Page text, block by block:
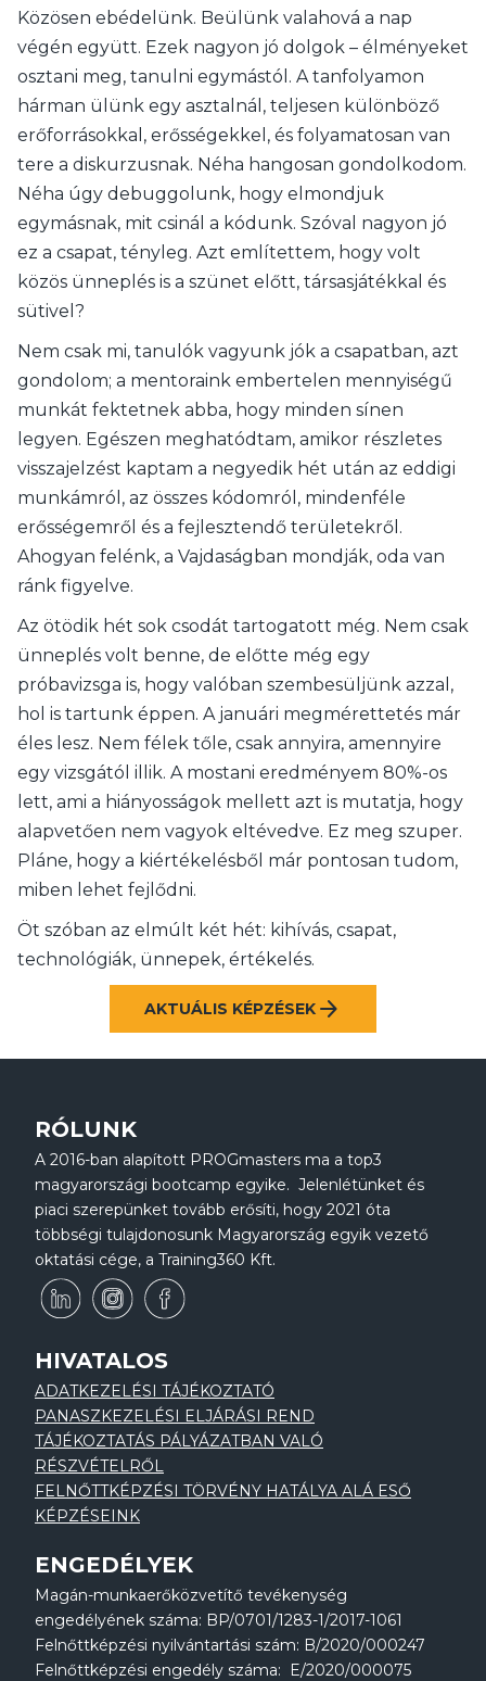
Közösen ebédelünk. Beülünk valahová a nap
végén együtt. Ezek nagyon jó dolgok – élményeket
osztani meg, tanulni egymástól. A tanfolyamon
hárman ülünk egy asztalnál, teljesen különböző
erőforrásokkal, erősségekkel, és folyamatosan van
tere a diskurzusnak. Néha hangosan gondolkodom.
Néha úgy debuggolunk, hogy elmondjuk
egymásnak, mit csinál a kódunk. Szóval nagyon jó
ez a csapat, tényleg. Azt említettem, hogy volt
közös ünneplés is a szünet előtt, társasjátékkal és
sütivel?
Nem csak mi, tanulók vagyunk jók a csapatban, azt
gondolom; a mentoraink embertelen mennyiségű
munkát fektetnek abba, hogy minden sínen
legyen. Egészen meghatódtam, amikor részletes
visszajelzést kaptam a negyedik hét után az eddigi
munkámról, az összes kódomról, mindenféle
erősségemről és a fejlesztendő területekről.
Ahogyan felénk, a Vajdaságban mondják, oda van
ránk figyelve.
Az ötödik hét sok csodát tartogatott még. Nem csak
ünneplés volt benne, de előtte még egy
próbavizsga is, hogy valóban szembesüljünk azzal,
hol is tartunk éppen. A januári megmérettetés már
éles lesz. Nem félek tőle, csak annyira, amennyire
egy vizsgától illik. A mostani eredményem 80%-os
lett, ami a hiányosságok mellett azt is mutatja, hogy
alapvetően nem vagyok eltévedve. Ez meg szuper.
Pláne, hogy a kiértékelésből már pontosan tudom,
miben lehet fejlődni.
Öt szóban az elmúlt két hét: kihívás, csapat,
technológiák, ünnepek, értékelés.
AKTUÁLIS KÉPZÉSEK arrow_forward
RÓLUNK
A 2016-ban alapított PROGmasters ma a top3
magyarországi bootcamp egyike. Jelenlétünket és
piaci szerepünket tovább erősíti, hogy 2021 óta
többségi tulajdonosunk Magyarország egyik vezető
oktatási cége, a Training360 Kft.
HIVATALOS
ADATKEZELÉSI TÁJÉKOZTATÓ
PANASZKEZELÉSI ELJÁRÁSI REND
TÁJÉKOZTATÁS PÁLYÁZATBAN VALÓ
RÉSZVÉTELRŐL
FELNŐTTKÉPZÉSI TÖRVÉNY HATÁLYA ALÁ ESŐ
KÉPZÉSEINK
ENGEDÉLYEK
Magán-munkaerőközvetítő tevékenység
engedélyének száma: BP/0701/1283-1/2017-1061
Felnőttképzési nyilvántartási szám: B/2020/000247
Felnőttképzési engedély száma: E/2020/000075